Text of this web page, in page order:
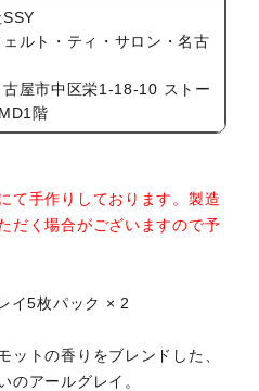
ェルト・ティ・サロン・名古
屋市中区栄1-18-10 ストー
階
て手作りしております。製造
だく場合がございますので予
イ5枚パック × 2
ットの香りをブレンドした、
のアールグレイ。